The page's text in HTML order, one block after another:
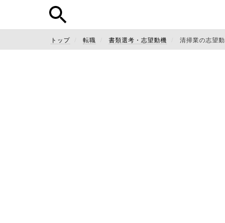
トップ 転職 書類選考・志望動機 清掃業の志望